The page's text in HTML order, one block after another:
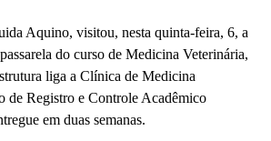
Aquino, visitou, nesta quinta-feira, 6, a
do curso de Medicina Veterinária,
liga a Clínica de Medicina
de Registro e Controle Acadêmico
em duas semanas.